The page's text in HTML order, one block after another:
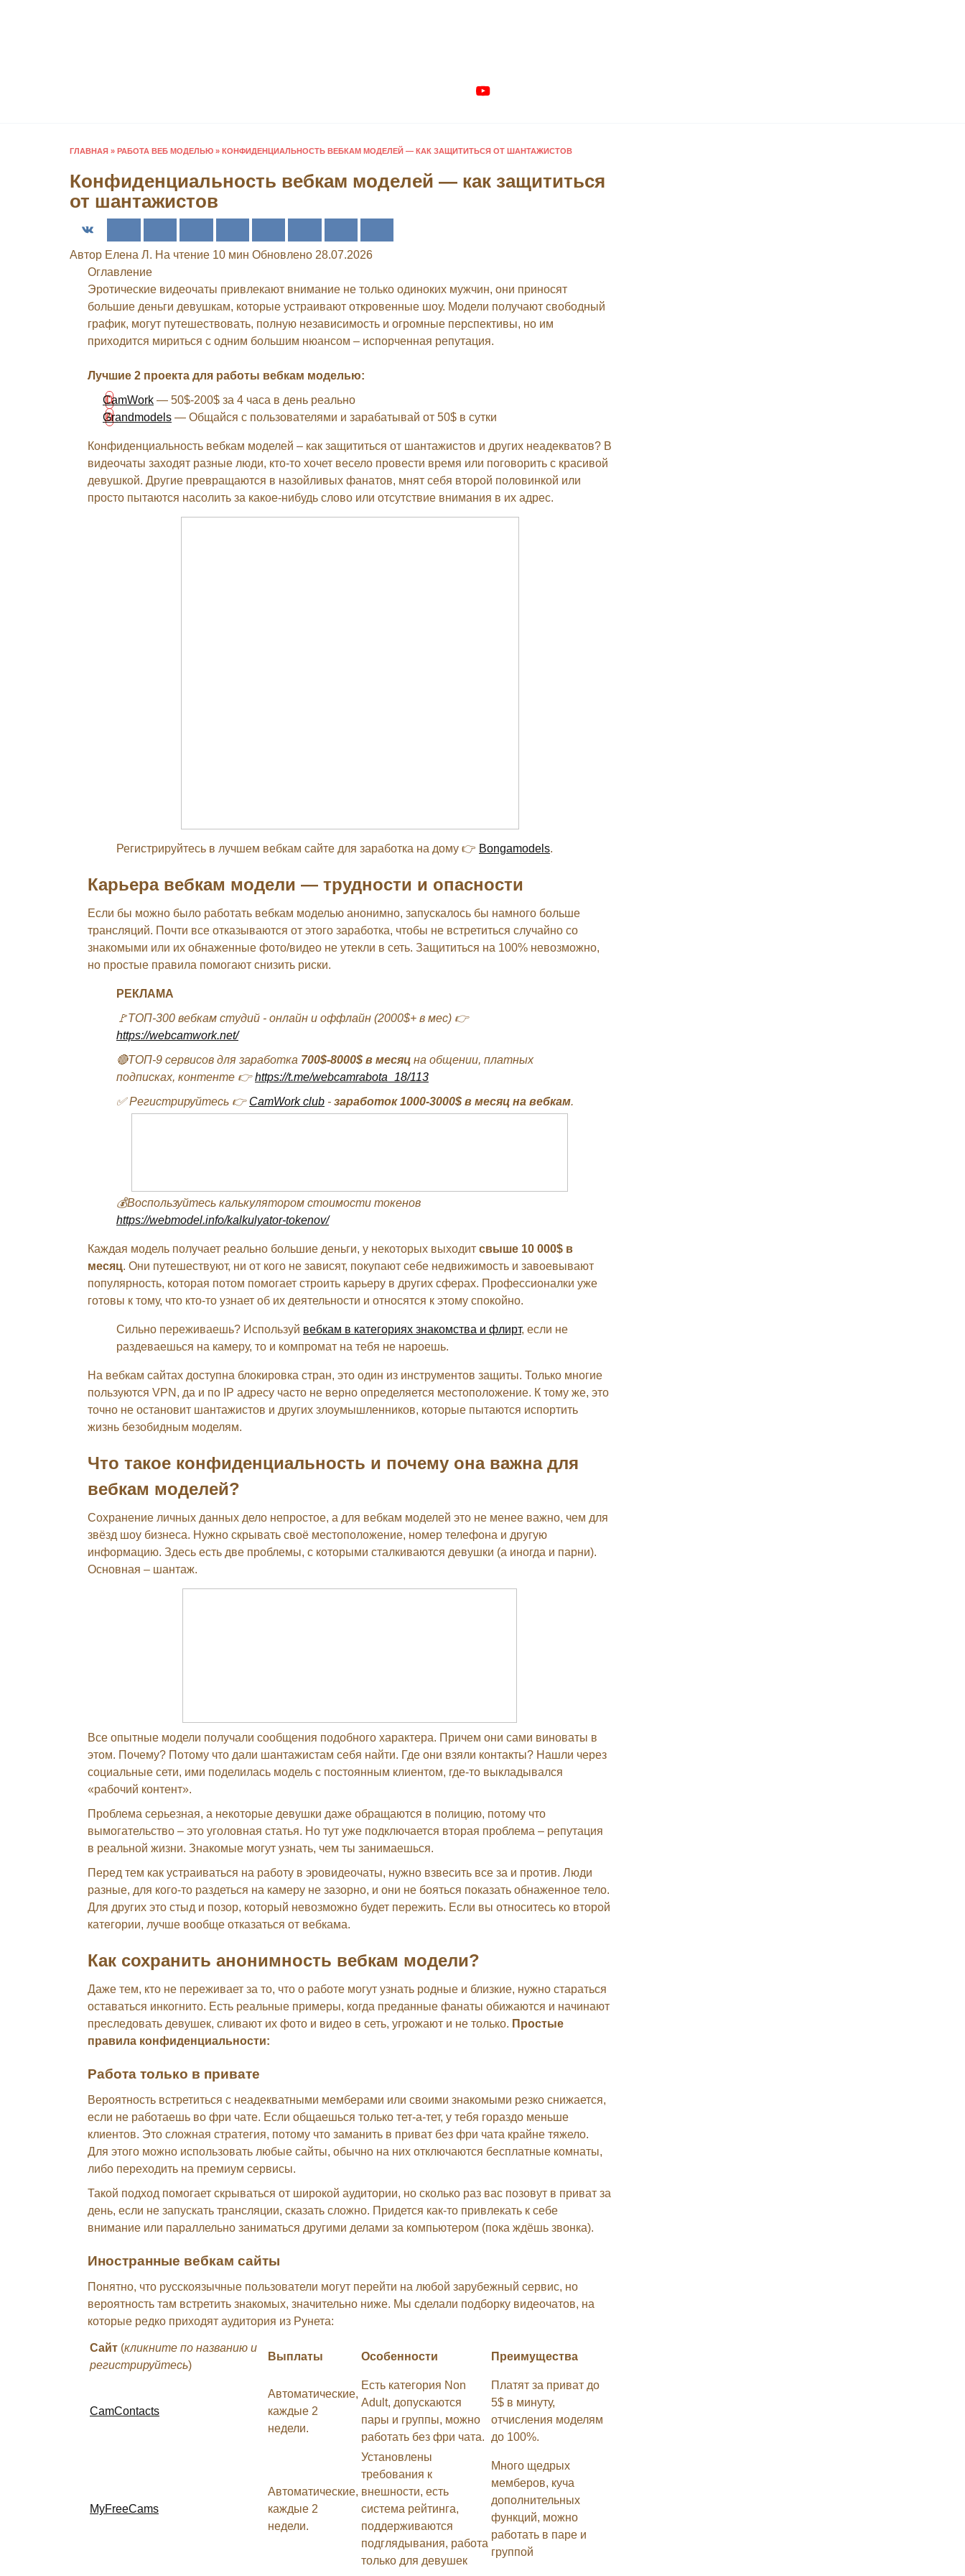
ГЛАВНАЯ » РАБОТА ВЕБ МОДЕЛЬЮ » КОНФИДЕНЦИАЛЬНОСТЬ ВЕБКАМ МОДЕЛЕЙ — КАК ЗАЩИТИТЬСЯ ОТ ШАНТАЖИСТОВ
Конфиденциальность вебкам моделей — как защититься
от шантажистов
Автор Елена Л. На чтение 10 мин Обновлено 28.07.2026
Оглавление
Эротические видеочаты привлекают внимание не только одиноких мужчин, они приносят
большие деньги девушкам, которые устраивают откровенные шоу. Модели получают свободный
график, могут путешествовать, полную независимость и огромные перспективы, но им
приходится мириться с одним большим нюансом – испорченная репутация.
Лучшие 2 проекта для работы вебкам моделью:
CamWork — 50$-200$ за 4 часа в день реально
Grandmodels — Общайся с пользователями и зарабатывай от 50$ в сутки
Конфиденциальность вебкам моделей – как защититься от шантажистов и других неадекватов? В
видеочаты заходят разные люди, кто-то хочет весело провести время или поговорить с красивой
девушкой. Другие превращаются в назойливых фанатов, мнят себя второй половинкой или
просто пытаются насолить за какое-нибудь слово или отсутствие внимания в их адрес.
Регистрируйтесь в лучшем вебкам сайте для заработка на дому 👉 Bongamodels.
Карьера вебкам модели — трудности и опасности
Если бы можно было работать вебкам моделью анонимно, запускалось бы намного больше
трансляций. Почти все отказываются от этого заработка, чтобы не встретиться случайно со
знакомыми или их обнаженные фото/видео не утекли в сеть. Защититься на 100% невозможно,
но простые правила помогают снизить риски.
РЕКЛАМА
🚩ТОП-300 вебкам студий - онлайн и оффлайн (2000$+ в мес) 👉
https://webcamwork.net/
🔴ТОП-9 сервисов для заработка 700$-8000$ в месяц на общении, платных
подписках, контенте 👉https://t.me/webcamrabota_18/113
✅ Регистрируйтесь 👉 CamWork club - заработок 1000-3000$ в месяц на вебкам.
💰Воспользуйтесь калькулятором стоимости токенов
https://webmodel.info/kalkulyator-tokenov/
Каждая модель получает реально большие деньги, у некоторых выходит свыше 10 000$ в
месяц. Они путешествуют, ни от кого не зависят, покупают себе недвижимость и завоевывают
популярность, которая потом помогает строить карьеру в других сферах. Профессионалки уже
готовы к тому, что кто-то узнает об их деятельности и относятся к этому спокойно.
Сильно переживаешь? Используй вебкам в категориях знакомства и флирт, если не
раздеваешься на камеру, то и компромат на тебя не нароешь.
На вебкам сайтах доступна блокировка стран, это один из инструментов защиты. Только многие
пользуются VPN, да и по IP адресу часто не верно определяется местоположение. К тому же, это
точно не остановит шантажистов и других злоумышленников, которые пытаются испортить
жизнь безобидным моделям.
Что такое конфиденциальность и почему она важна для
вебкам моделей?
Сохранение личных данных дело непростое, а для вебкам моделей это не менее важно, чем для
звёзд шоу бизнеса. Нужно скрывать своё местоположение, номер телефона и другую
информацию. Здесь есть две проблемы, с которыми сталкиваются девушки (а иногда и парни).
Основная – шантаж.
Все опытные модели получали сообщения подобного характера. Причем они сами виноваты в
этом. Почему? Потому что дали шантажистам себя найти. Где они взяли контакты? Нашли через
социальные сети, ими поделилась модель с постоянным клиентом, где-то выкладывался
«рабочий контент».
Проблема серьезная, а некоторые девушки даже обращаются в полицию, потому что
вымогательство – это уголовная статья. Но тут уже подключается вторая проблема – репутация
в реальной жизни. Знакомые могут узнать, чем ты занимаешься.
Перед тем как устраиваться на работу в эровидеочаты, нужно взвесить все за и против. Люди
разные, для кого-то раздеться на камеру не зазорно, и они не бояться показать обнаженное тело.
Для других это стыд и позор, который невозможно будет пережить. Если вы относитесь ко второй
категории, лучше вообще отказаться от вебкама.
Как сохранить анонимность вебкам модели?
Даже тем, кто не переживает за то, что о работе могут узнать родные и близкие, нужно стараться
оставаться инкогнито. Есть реальные примеры, когда преданные фанаты обижаются и начинают
преследовать девушек, сливают их фото и видео в сеть, угрожают и не только. Простые
правила конфиденциальности:
Работа только в привате
Вероятность встретиться с неадекватными мемберами или своими знакомыми резко снижается,
если не работаешь во фри чате. Если общаешься только тет-а-тет, у тебя гораздо меньше
клиентов. Это сложная стратегия, потому что заманить в приват без фри чата крайне тяжело.
Для этого можно использовать любые сайты, обычно на них отключаются бесплатные комнаты,
либо переходить на премиум сервисы.
Такой подход помогает скрываться от широкой аудитории, но сколько раз вас позовут в приват за
день, если не запускать трансляции, сказать сложно. Придется как-то привлекать к себе
внимание или параллельно заниматься другими делами за компьютером (пока ждёшь звонка).
Иностранные вебкам сайты
Понятно, что русскоязычные пользователи могут перейти на любой зарубежный сервис, но
вероятность там встретить знакомых, значительно ниже. Мы сделали подборку видеочатов, на
которые редко приходят аудитория из Рунета:
Сайт (кликните по названию и
регистрируйтесь)
Выплаты Особенности Преимущества
СamContacts
Автоматические,
каждые 2
недели.
Есть категория Non
Adult, допускаются
пары и группы, можно
работать без фри чата.
Платят за приват до
5$ в минуту,
отчисления моделям
до 100%.
MyFreeCams
Автоматические,
каждые 2
недели.
Установлены
требования к
внешности, есть
система рейтинга,
поддерживаются
подглядывания, работа
только для девушек
Много щедрых
мемберов, куча
дополнительных
функций, можно
работать в паре и
группой